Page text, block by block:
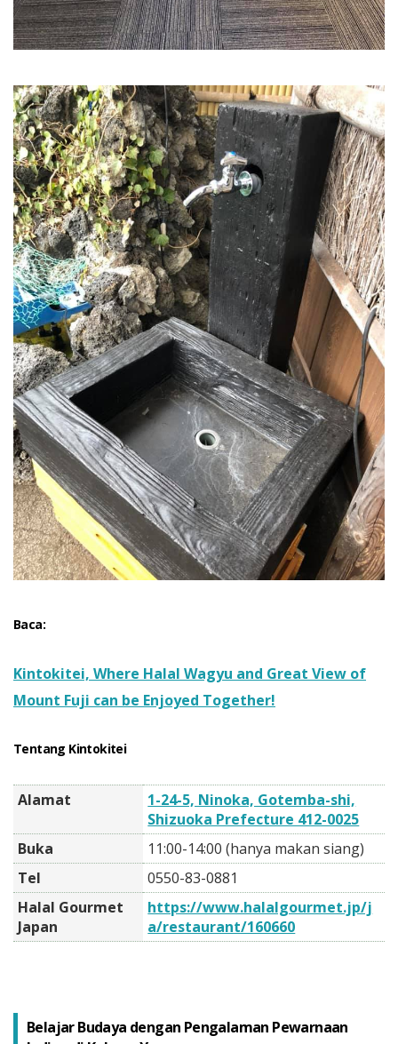
Baca:
Kintokitei, Where Halal Wagyu and Great View of
Mount Fuji can be Enjoyed Together!
Tentang Kintokitei
Alamat
1-24-5, Ninoka, Gotemba-shi,
Shizuoka Prefecture 412-0025
Buka
11:00-14:00 (hanya makan siang)
Tel
0550-83-0881
Halal Gourmet
Japan
https://www.halalgourmet.jp/j
a/restaurant/160660
Belajar Budaya dengan Pengalaman Pewarnaan